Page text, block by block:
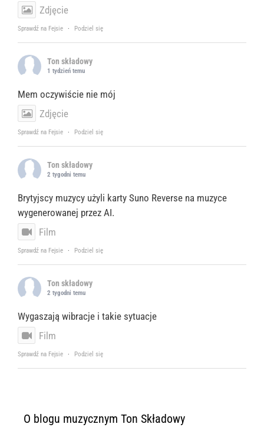
Zdjęcie
Sprawdź na Fejsie · Podziel się
Ton składowy
1 tydzień temu
Mem oczywiście nie mój
Zdjęcie
Sprawdź na Fejsie · Podziel się
Ton składowy
2 tygodni temu
Brytyjscy muzycy użyli karty Suno Reverse na muzyce
wygenerowanej przez AI.
Film
Sprawdź na Fejsie · Podziel się
Ton składowy
2 tygodni temu
Wygaszają wibracje i takie sytuacje
Film
Sprawdź na Fejsie · Podziel się
O blogu muzycznym Ton Składowy